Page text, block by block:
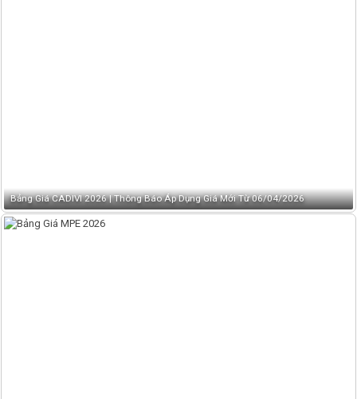
Bảng Giá CADIVI 2026 | Thông Báo Áp Dụng Giá Mới Từ 06/04/2026